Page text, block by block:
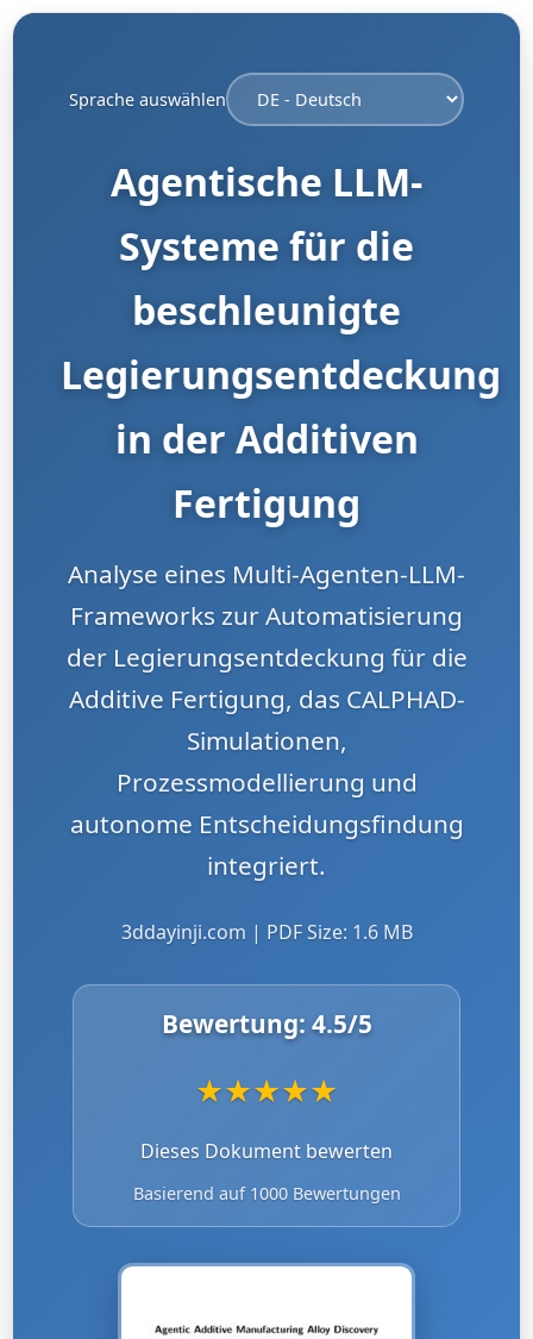
Sprache auswählen
Agentische LLM-
Systeme für die
beschleunigte
Legierungsentdeckung
in der Additiven
Fertigung
Analyse eines Multi-Agenten-LLM-
Frameworks zur Automatisierung
der Legierungsentdeckung für die
Additive Fertigung, das CALPHAD-
Simulationen,
Prozessmodellierung und
autonome Entscheidungsfindung
integriert.
3ddayinji.com | PDF Size: 1.6 MB
Bewertung: 4.5/5
★★★★★
Dieses Dokument bewerten
Basierend auf 1000 Bewertungen